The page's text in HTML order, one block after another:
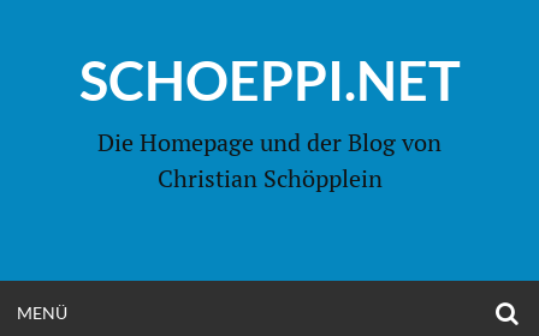
springenSCHOEPPI.NET
Die Homepage und der Blog von
Christian Schöpplein
MENÜ